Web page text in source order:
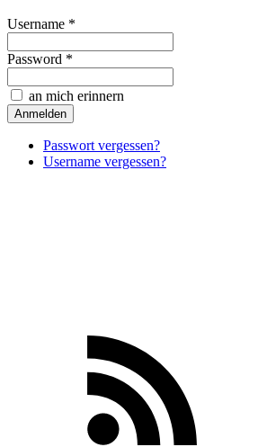
Username *
Password *
an mich erinnern
Passwort vergessen?
Username vergessen?